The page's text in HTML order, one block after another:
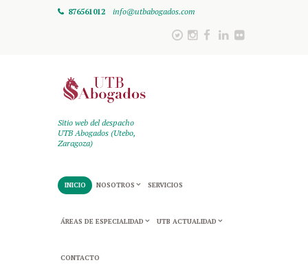
876561012 info@utbabogados.com
Sitio web del despacho
UTB Abogados (Utebo,
Zaragoza)
INICIO NOSOTROS SERVICIOS
ÁREAS DE ESPECIALIDAD UTB ACTUALIDAD
CONTACTO